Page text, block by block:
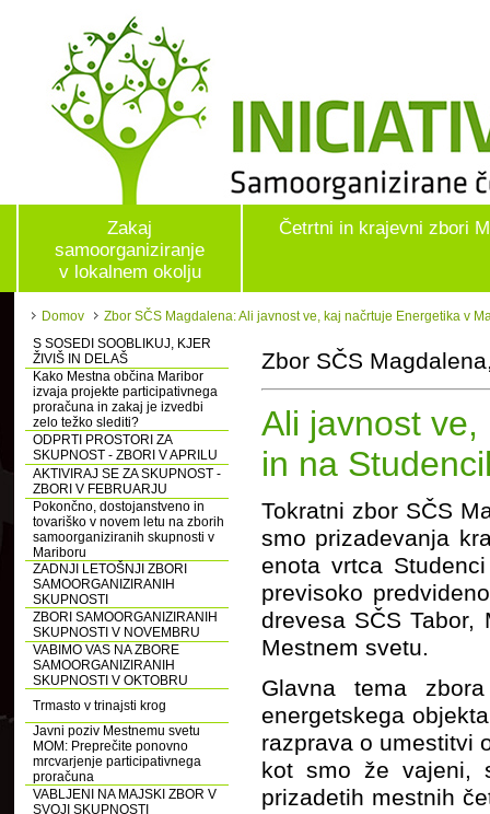
Zakaj
samoorganiziranje
v lokalnem okolju
Četrtni in krajevni zbori
Domov
Zbor SČS Magdalena: Ali javnost ve, kaj načrtuje Energetika v
S SOSEDI SOOBLIKUJ, KJER
ŽIVIŠ IN DELAŠ
Kako Mestna občina Maribor
izvaja projekte participativnega
proračuna in zakaj je izvedbi
zelo težko slediti?
ODPRTI PROSTORI ZA
SKUPNOST - ZBORI V APRILU
AKTIVIRAJ SE ZA SKUPNOST -
ZBORI V FEBRUARJU
Pokončno, dostojanstveno in
tovariško v novem letu na zborih
samoorganiziranih skupnosti v
Mariboru
ZADNJI LETOŠNJI ZBORI
SAMOORGANIZIRANIH
SKUPNOSTI
ZBORI SAMOORGANIZIRANIH
SKUPNOSTI V NOVEMBRU
VABIMO VAS NA ZBORE
SAMOORGANIZIRANIH
SKUPNOSTI V OKTOBRU
Trmasto v trinajsti krog
Javni poziv Mestnemu svetu
MOM: Preprečite ponovno
mrcvarjenje participativnega
proračuna
VABLJENI NA MAJSKI ZBOR V
SVOJI SKUPNOSTI
Zbor SČS
Ali javnost
in na
Tokratni zbor SČS
smo prizadevanja
enota vrtca
previsoko
drevesa SČS
Mestnem svetu.
Glavna tema
energetskega
razprava o umestitvi
kot smo že vajeni,
prizadetih mestnih